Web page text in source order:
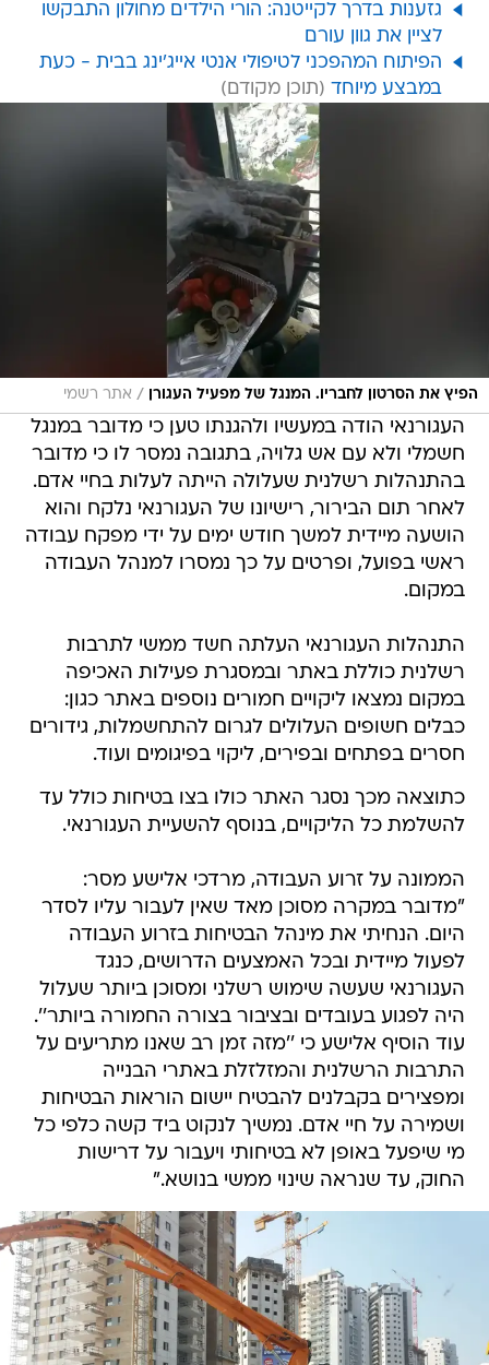
גזענות בדרך לקייטנה: הורי הילדים מחולון התבקשו
לציין את גוון עורם
הפיתוח המהפכני לטיפולי אנטי אייג'ינג בבית - כעת
במבצע מיוחד
הפיץ את הסרטון לחבריו. המנגל של מפעיל העגורן / אתר רשמי
העגורנאי הודה במעשיו ולהגנתו טען כי מדובר במנגל
חשמלי ולא עם אש גלויה, בתגובה נמסר לו כי מדובר
בהתנהלות רשלנית שעלולה הייתה לעלות בחיי אדם.
לאחר תום הבירור, רישיונו של העגורנאי נלקח והוא
הושעה מיידית למשך חודש ימים על ידי מפקח עבודה
ראשי בפועל, ופרטים על כך נמסרו למנהל העבודה
במקום.
התנהלות העגורנאי העלתה חשד ממשי לתרבות
רשלנית כוללת באתר ובמסגרת פעילות האכיפה
במקום נמצאו ליקויים חמורים נוספים באתר כגון:
כבלים חשופים העלולים לגרום להתחשמלות, גידורים
חסרים בפתחים ובפירים, ליקוי בפיגומים ועוד.
כתוצאה מכך נסגר האתר כולו בצו בטיחות כולל עד
להשלמת כל הליקויים, בנוסף להשעיית העגורנאי.
הממונה על זרוע העבודה, מרדכי אלישע מסר:
"מדובר במקרה מסוכן מאד שאין לעבור עליו לסדר
היום. הנחיתי את מינהל הבטיחות בזרוע העבודה
לפעול מיידית ובכל האמצעים הדרושים, כנגד
העגורנאי שעשה שימוש רשלני ומסוכן ביותר שעלול
היה לפגוע בעובדים ובציבור בצורה החמורה ביותר''.
עוד הוסיף אלישע כי ''מזה זמן רב שאנו מתריעים על
התרבות הרשלנית והמזלזלת באתרי הבנייה
ומפצירים בקבלנים להבטיח יישום הוראות הבטיחות
ושמירה על חיי אדם. נמשיך לנקוט ביד קשה כלפי כל
מי שיפעל באופן לא בטיחותי ויעבור על דרישות
החוק, עד שנראה שינוי ממשי בנושא."